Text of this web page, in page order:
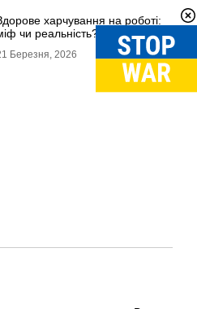
харчування на роботі:
чи реальність?
Березня, 2026